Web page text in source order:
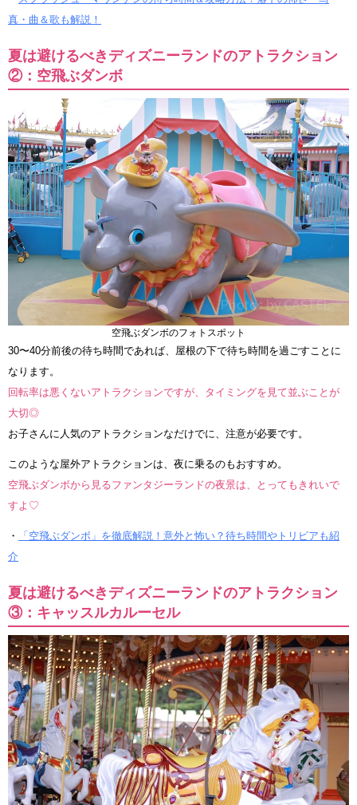
真・曲＆歌も解説！
夏は避けるべきディズニーランドのアトラクション
②：空飛ぶダンボ
空飛ぶダンボのフォトスポット
30〜40分前後の待ち時間であれば、屋根の下で待ち時間を過ごすことに
なります。
回転率は悪くないアトラクションですが、タイミングを見て並ぶことが
大切◎
お子さんに人気のアトラクションなだけでに、注意が必要です。
このような屋外アトラクションは、夜に乗るのもおすすめ。
空飛ぶダンボから見るファンタジーランドの夜景は、とってもきれいで
すよ♡
・
「空飛ぶダンボ」を徹底解説！意外と怖い？待ち時間やトリビアも紹
介
夏は避けるべきディズニーランドのアトラクション
③：キャッスルカルーセル